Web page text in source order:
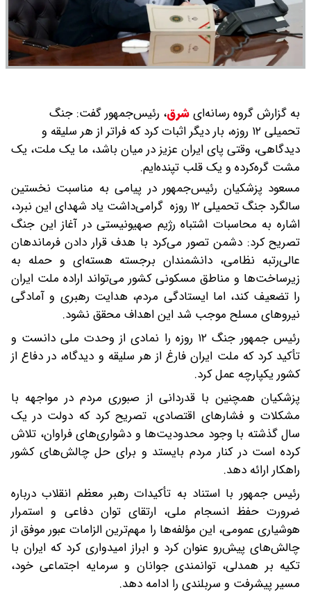
به گزارش گروه رسانه‌ایشرق، رئیس‌جمهور گفت: جنگ
تحمیلی ۱۲ روزه، بار دیگر اثبات کرد که فراتر از هر سلیقه و
دیدگاهی، وقتی پای ایران عزیز در میان باشد، ما یک ملت، یک
مشت گره‌کرده و یک قلب تپنده‌ایم.
مسعود پزشکیان رئیس‌جمهور در پیامی به مناسبت نخستین
سالگرد جنگ تحمیلی ۱۲ روزه گرامی‌داشت یاد شهدای این نبرد،
اشاره به محاسبات اشتباه رژیم صهیونیستی در آغاز این جنگ
تصریح کرد: دشمن تصور می‌کرد با هدف قرار دادن فرماندهان
عالی‌رتبه نظامی، دانشمندان برجسته هسته‌ای و حمله به
زیرساخت‌ها و مناطق مسکونی کشور می‌تواند اراده ملت ایران
را تضعیف کند، اما ایستادگی مردم، هدایت رهبری و آمادگی
نیروهای مسلح موجب شد این اهداف محقق نشود.
رئیس جمهور جنگ ۱۲ روزه را نمادی از وحدت ملی دانست و
تأکید کرد که ملت ایران فارغ از هر سلیقه و دیدگاه، در دفاع از
کشور یکپارچه عمل کرد.
پزشکیان همچنین با قدردانی از صبوری مردم در مواجهه با
مشکلات و فشارهای اقتصادی، تصریح کرد که دولت در یک
سال گذشته با وجود محدودیت‌ها و دشواری‌های فراوان، تلاش
کرده است در کنار مردم بایستد و برای حل چالش‌های کشور
راهکار ارائه دهد.
رئیس جمهور با استناد به تأکیدات رهبر معظم انقلاب درباره
ضرورت حفظ انسجام ملی، ارتقای توان دفاعی و استمرار
هوشیاری عمومی، این مؤلفه‌ها را مهم‌ترین الزامات عبور موفق از
چالش‌های پیش‌رو عنوان کرد و ابراز امیدواری کرد که ایران با
تکیه بر همدلی، توانمندی جوانان و سرمایه اجتماعی خود،
مسیر پیشرفت و سربلندی را ادامه دهد.